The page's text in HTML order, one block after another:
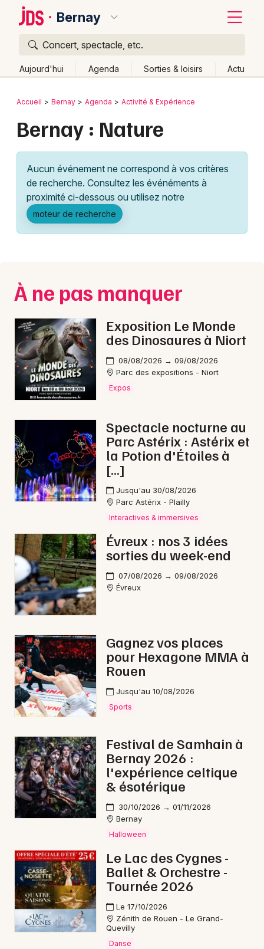
Bernay
Concert, spectacle, etc.
Aujourd'hui Agenda Sorties & loisirs Actu
Publier un événement
Grands événements
Activité & Expérience
Manifestations
Spectacles
Concerts
Sports
Soirées
Sorties famille
Sorties & loisirs
Nature dans l' Eure
Nature en Haute-Normandie
Nature en Normandie
Newsletter des sorties
Artistes en tournée
Actus à Bernay
Magazine à Bernay
Choisir mes départements
Mon email
Je m'abonne
Bordeaux
Lille
Lyon
Marseille
Nantes
Nice
Paris
Strasbourg
Toulouse
Retour
Accueil Bernay Agenda Activité & Expérience
Bernay : Nature
Aucun événement ne correspond à vos critères
de recherche. Consultez les événéments à
proximité ci-dessous ou utilisez notre
moteur de recherche
À ne pas manquer
Exposition Le Monde
des Dinosaures à Niort
08/08/2026 → 09/08/2026
Parc des expositions - Niort
Expos
Spectacle nocturne au
Parc Astérix : Astérix et
la Potion d'Étoiles à
[…]
Jusqu'au 30/08/2026
Parc Astérix - Plailly
Interactives & immersives
Évreux : nos 3 idées
sorties du week-end
07/08/2026 → 09/08/2026
Évreux
Gagnez vos places
pour Hexagone MMA à
Rouen
Jusqu'au 10/08/2026
Sports
Festival de Samhain à
Bernay 2026 :
l'expérience celtique
& ésotérique
30/10/2026 → 01/11/2026
Bernay
Halloween
Le Lac des Cygnes -
Ballet & Orchestre -
Tournée 2026
Le 17/10/2026
Zénith de Rouen - Le Grand-
Quevilly
Danse
Quoi ?
Où ?
Partout
Près de moi Changer de lieu
Quand ?
Ce week-end